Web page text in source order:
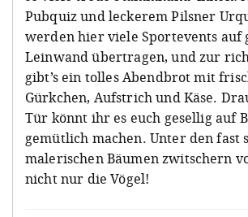
Pubquiz und leckerem Pilsner
werden hier viele Sportevents auf
Leinwand übertragen, und zur
gibt’s ein tolles Abendbrot mit
Gürkchen, Aufstrich und Käse.
Tür könnt ihr es euch gesellig auf
gemütlich machen. Unter den fast
malerischen Bäumen zwitschern
nicht nur die Vögel!